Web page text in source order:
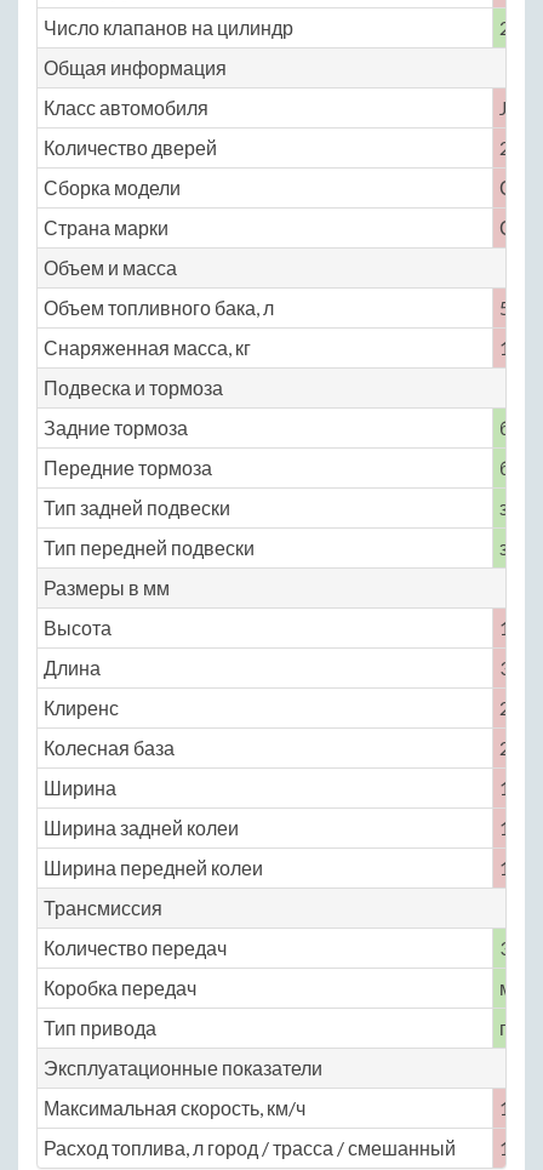
Число клапанов на цилиндр
2
Общая информация
Класс автомобиля
J
Количество дверей
2
Сборка модели
Страна марки
Объем и масса
Объем топливного бака, л
57
Снаряженная масса, кг
1020
Подвеска и тормоза
Задние тормоза
Передние тормоза
Тип задней подвески
Тип передней подвески
Размеры в мм
Высота
1830
Длина
3335
Клиренс
220
Колесная база
2032
Ширина
1585
Ширина задней колеи
1230
Ширина передней колеи
1230
Трансмиссия
Количество передач
3
Коробка передач
Тип привода
Эксплуатационные показатели
Максимальная скорость, км/ч
104
Расход топлива, л город / трасса / смешанный
18 /